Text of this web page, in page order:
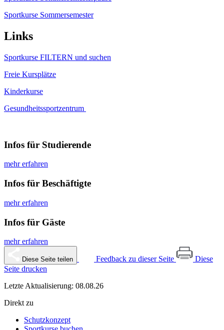
Sportkurse Sommersemester
Links
Sportkurse FILTERN und suchen
Freie Kursplätze
Kinderkurse
Gesundheitssportzentrum
Infos für Studierende
mehr erfahren
Infos für Beschäftigte
mehr erfahren
Infos für Gäste
mehr erfahren
Diese Seite teilen Feedback zu dieser Seite
Diese
Seite drucken
Letzte Aktualisierung: 08.08.26
Direkt zu
Schutzkonzept